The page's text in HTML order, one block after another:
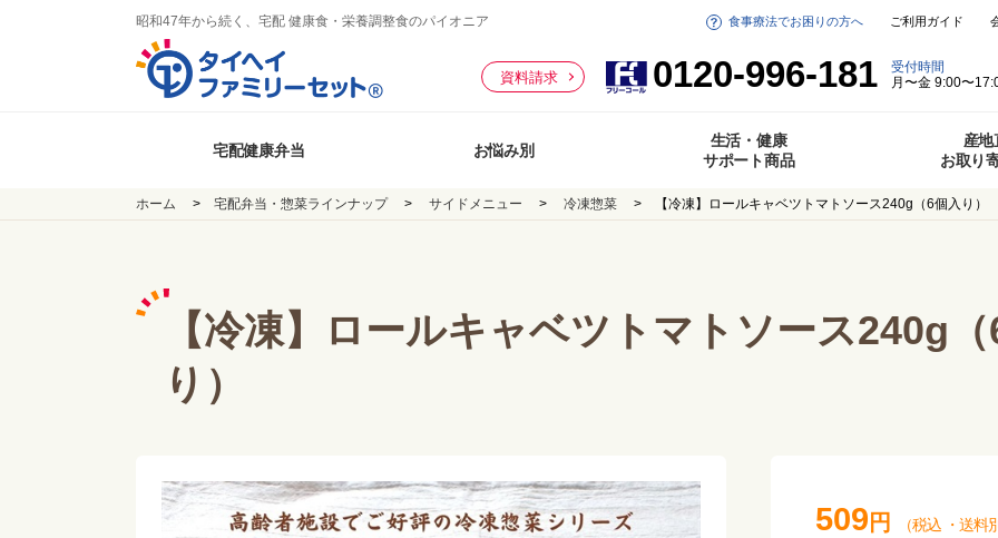
昭和47年から続く、宅配 健康食・栄養調整食のパイオニア
資料請求 0120-996-181
受付時間
月〜金 9:00〜
食事療法でお困りの方へ ご利用ガイド
宅配健康弁当 お悩み別
生活・健康
サポート商品
産地
お取り
ホーム 宅配弁当・惣菜ラインナップ サイドメニュー 冷凍惣菜 【冷凍】ロールキャベツトマトソース240g（6個入り）
【冷凍】ロールキャベツトマトソース240g（
り）
509 円 （税込 ・ 送料